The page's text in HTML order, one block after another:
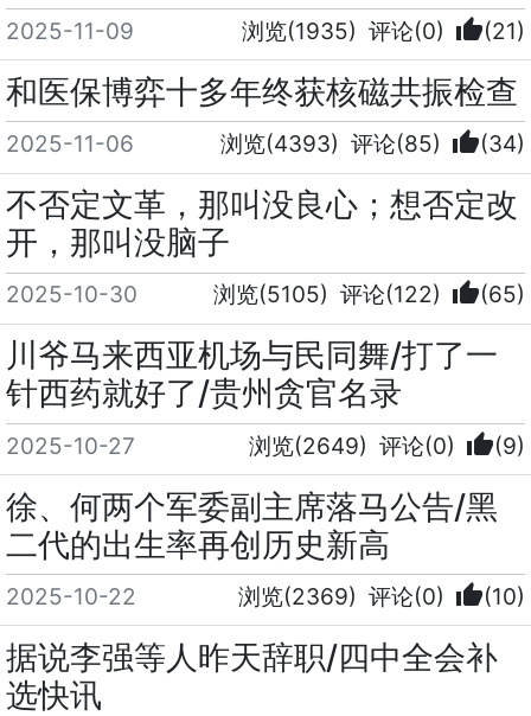
2025-11-09 浏览(1935) 评论(0) thumb_up(21)
和医保博弈十多年终获核磁共振检查
2025-11-06 浏览(4393) 评论(85) thumb_up(34)
不否定文革，那叫没良心；想否定改
开，那叫没脑子
2025-10-30 浏览(5105) 评论(122) thumb_up(65)
川爷马来西亚机场与民同舞/打了一
针西药就好了/贵州贪官名录
2025-10-27 浏览(2649) 评论(0) thumb_up(9)
徐、何两个军委副主席落马公告/黑
二代的出生率再创历史新高
2025-10-22 浏览(2369) 评论(0) thumb_up(10)
据说李强等人昨天辞职/四中全会补
选快讯